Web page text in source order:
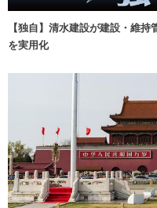
【独自】清水建設が建設・維
を実用化